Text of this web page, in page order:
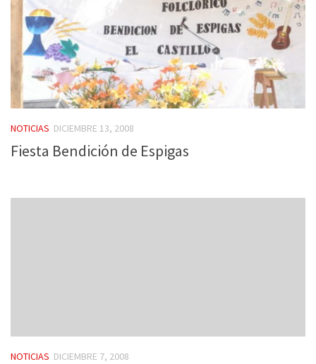
NOTICIAS DICIEMBRE 13, 2008
Fiesta Bendición de Espigas
NOTICIAS DICIEMBRE 7, 2008